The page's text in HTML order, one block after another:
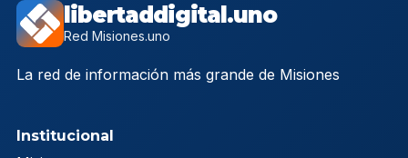
libertaddigital.uno
Red Misiones.uno
La red de información más grande de Misiones
Institucional